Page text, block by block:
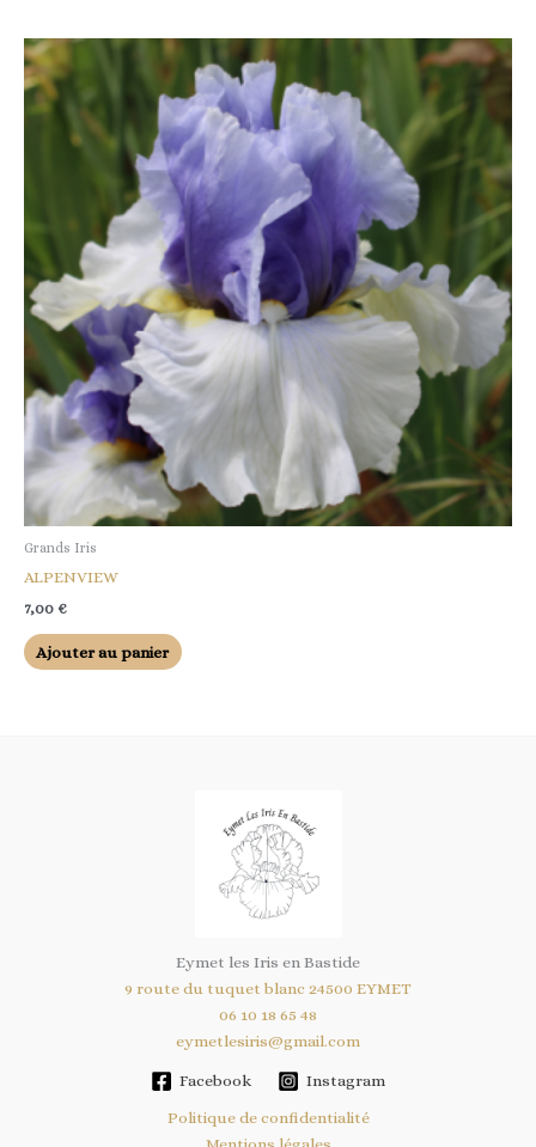
Grands Iris
ALPENVIEW
7,00 €
Ajouter au panier
Eymet les Iris en Bastide
9 route du tuquet blanc 24500 EYMET
06 10 18 65 48
eymetlesiris@gmail.com
Facebook Instagram
Politique de confidentialité